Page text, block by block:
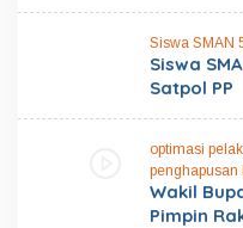
Siswa SMAN
Siswa
Satpol PP
optimasi
penghapusan
Wakil
Pimpin